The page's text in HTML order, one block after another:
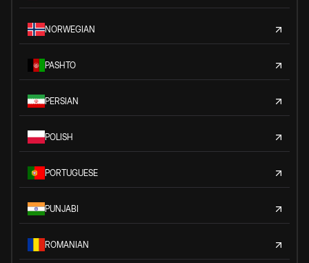
NORWEGIAN
PASHTO
PERSIAN
POLISH
PORTUGUESE
PUNJABI
ROMANIAN